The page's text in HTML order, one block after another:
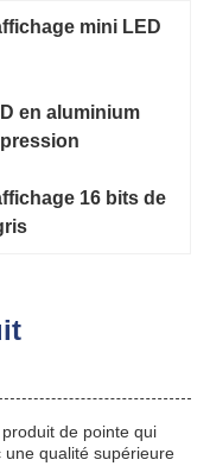
mini LED
en aluminium
16 bits de
de pointe qui
qualité supérieure